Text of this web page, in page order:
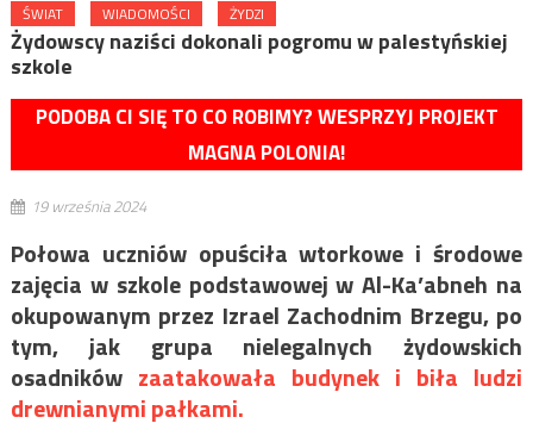
ŚWIAT WIADOMOŚCI ŻYDZI
Żydowscy naziści dokonali pogromu w palestyńskiej
szkole
PODOBA CI SIĘ TO CO ROBIMY? WESPRZYJ PROJEKT
MAGNA POLONIA!
19 września 2024
Połowa uczniów opuściła wtorkowe i środowe
zajęcia w szkole podstawowej w Al-Ka’abneh na
okupowanym przez Izrael Zachodnim Brzegu, po
tym, jak grupa nielegalnych żydowskich
osadników zaatakowała budynek i biła ludzi
drewnianymi pałkami.